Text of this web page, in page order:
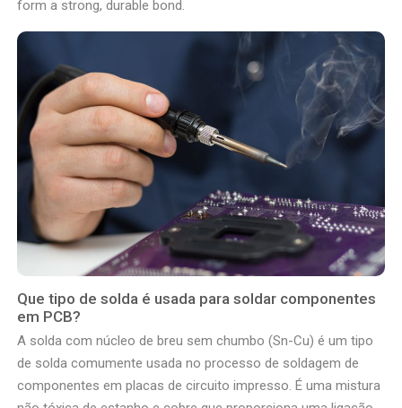
form a strong, durable bond.
Que tipo de solda é usada para soldar componentes
em PCB?
A solda com núcleo de breu sem chumbo (Sn-Cu) é um tipo
de solda comumente usada no processo de soldagem de
componentes em placas de circuito impresso. É uma mistura